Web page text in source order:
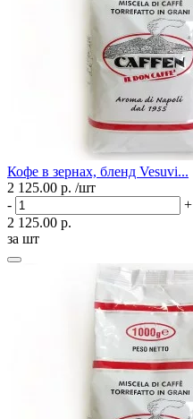
Кофе в зернах, бленд Vesuvi...
2 125.00 р. /шт
-
+
2 125.00 р.
за шт